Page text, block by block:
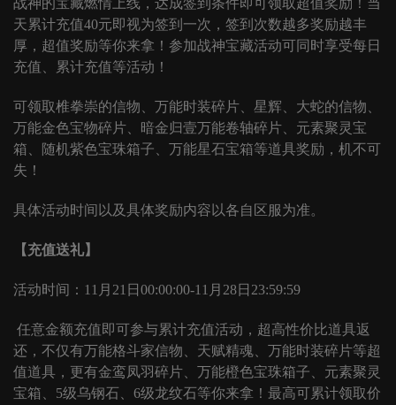
战神的宝藏燃情上线，达成签到条件即可领取超值奖励！当
天累计充值40元即视为签到一次，签到次数越多奖励越丰
厚，超值奖励等你来拿！参加战神宝藏活动可同时享受每日
充值、累计充值等活动！
可领取椎拳崇的信物、万能时装碎片、星辉、大蛇的信物、
万能金色宝物碎片、暗金归壹万能卷轴碎片、元素聚灵宝
箱、随机紫色宝珠箱子、万能星石宝箱等道具奖励，机不可
失！
具体活动时间以及具体奖励内容以各自区服为准。
【充值送礼】
活动时间： 11月21日00:00:00-11月28日23:59:59
任意金额充值即可参与累计充值活动，超高性价比道具返
还，不仅有万能格斗家信物、天赋精魂、万能时装碎片等超
值道具，更有金鸾凤羽碎片、万能橙色宝珠箱子、元素聚灵
宝箱、 5级乌钢石、6级龙纹石等你来拿！最高可累计领取价